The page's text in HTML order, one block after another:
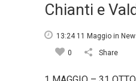
Chianti e
13:24 11 Maggio in
0
Share